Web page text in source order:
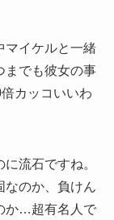
マイケルと一緒
までも彼女の事
カッコいいわ
流石ですね。
なのか、負けん
か…超有名人で